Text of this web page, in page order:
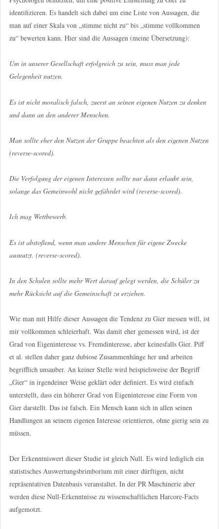
identifizieren. Es handelt sich dabei um eine Liste von Aussagen, die
man auf einer Skala von „stimme nicht zu“ bis „stimme vollkommen
zu“ bewerten kann. Hier sind die Aussagen (meine Übersetzung):
Um in unserer Gesellschaft erfolgreich zu sein, muss man jede
Gelegenheit nutzen.
Es ist nicht moralisch falsch, zuerst an seinen eigenen Nutzen zu denken
und dann an den anderer Menschen.
Man sollte eher den Nutzen der Gruppe beachten als den eigenen Nutzen
(reverse-scored).
Die Verfolgung der eigenen Interessen sollte nur dann erlaubt sein,
solange das Gemeinwohl nicht gefährdet wird (reverse-scored).
Ich mag Wettbewerb.
Es ist abstoßend, wenn man andere Menschen für eigene Zwecke
ausnutzt. (reverse-scored).
In den Schulen sollte mehr Wert darauf gelegt werden, die Schüler zu
mehr Rücksicht auf die Gemeinschaft zu erziehen.
Wie man mit Hilfe dieser Aussagen die Tendenz zu Gier messen will, ist
mir vollkommen schleierhaft. Was damit eher gemessen wird, ist der
Grad von Eigeninteresse vs. Fremdinteresse, aber keinesfalls Gier. Piff
et al. stellen daher ganz dubiose Zusammenhänge her und arbeiten
begrifflich unsauber. An keiner Stelle wird beispielsweise der Begriff
„Gier“ in irgendeiner Weise geklärt oder definiert. Es wird einfach
unterstellt, dass ein höherer Grad von Eigeninteresse eine Form von
Gier darstellt. Das ist falsch. Ein Mensch kann sich in allen seinen
Handlungen an seinem eigenen Interesse orientieren, ohne gierig sein zu
müssen.
Der Erkenntniswert dieser Studie ist gleich Null. Es wird lediglich ein
statistisches Auswertungsbrimborium mit einer dürftigen, nicht
repräsentativen Datenbasis veranstaltet. In der PR Maschinerie aber
werden diese Null-Erkenntnisse zu wissenschaftlichen Harcore-Facts
aufgemotzt.